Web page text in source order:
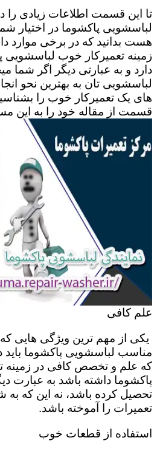
تا این قسمت اطلاعات زیادی را در
لباسشویی پاکشوما در اختیار
هست بدانید که در برخی موارد
زمینه تعمیرکار خوب لباسشویی
دارد و به عبارتی دیگر اگر شما
لباسشویی تان به بهترین نحو
های یک تعمیرکار خوب را
قسمت از مقاله خود را به این
علم کافی
یکی از مهم ترین ویژگی هایی
مناسب لباسشویی پاکشوما
که علم و تخصص کافی در زمینه
پاکشوما داشته باشد به عبارت
تحصیل کرده باشد، نه این که به
تعمیرات را آموخته باشد.
استفاده از قطعات خوب